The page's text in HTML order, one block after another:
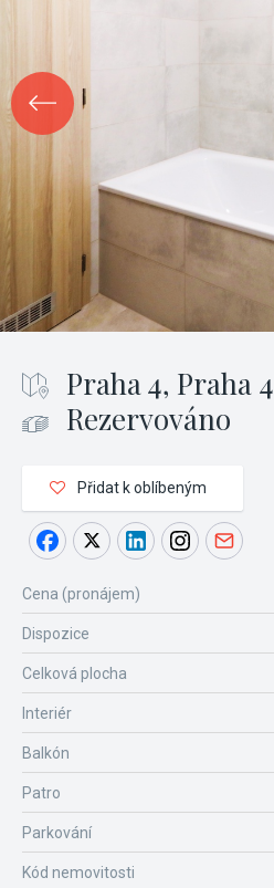
Praha 4, Praha 4
Rezervováno
Přidat k oblíbeným
Cena (pronájem)
Dispozice
Celková plocha
Interiér
Balkón
Patro
Parkování
Kód nemovitosti